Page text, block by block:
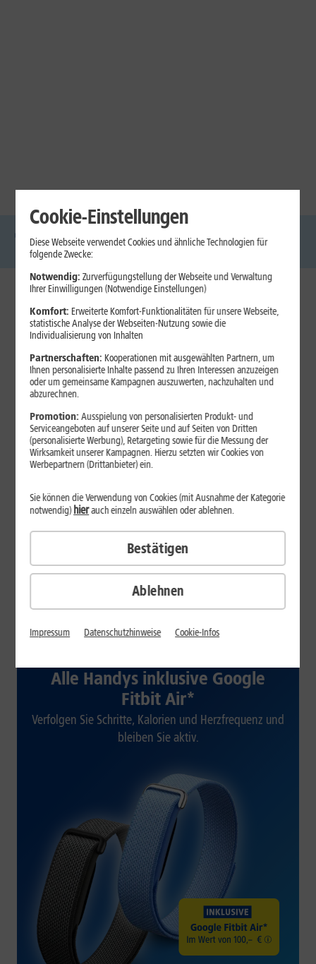
Glasfaser Internet Handys
Mobilfunk-
Laptops
1&1 Internet
Jetzt unterbrechungsfrei ins sehr gute Netz wechseln.
Ohne doppelte Kosten.*
ab 29,99
€/Monat*
Verfügbarkeit prüfen
Alle Handys inklusive Google
Fitbit Air*
Verfolgen Sie Schritte, Kalorien und Herzfrequenz und
bleiben Sie aktiv.
Cookie-Einstellungen
Diese Webseite verwendet Cookies und ähnliche Technologien für
folgende Zwecke:
Notwendig: Zurverfügungstellung der Webseite und Verwaltung
Ihrer Einwilligungen (Notwendige Einstellungen)
Komfort: Erweiterte Komfort-Funktionalitäten für unsere Webseite,
statistische Analyse der Webseiten-Nutzung sowie die
Individualisierung von Inhalten
Partnerschaften: Kooperationen mit ausgewählten Partnern, um
Ihnen personalisierte Inhalte passend zu Ihren Interessen anzuzeigen
oder um gemeinsame Kampagnen auszuwerten, nachzuhalten und
abzurechnen.
Promotion:Ausspielung von personalisierten Produkt- und
Serviceangeboten auf unserer Seite und auf Seiten von Dritten
(personalisierte Werbung), Retargeting sowie für die Messung der
Wirksamkeit unserer Kampagnen. Hierzu setzten wir Cookies von
Werbepartnern (Drittanbieter) ein.
Ablehnen
Sie können die Verwendung von Cookies (mit Ausnahme der Kategorie
notwendig)hierauch einzeln auswählen oder ablehnen.
Bestätigen
Impressum Datenschutzhinweise Cookie-Infos